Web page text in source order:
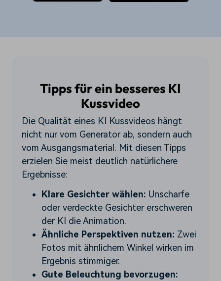
Tipps für ein besseres KI
Kussvideo
Die Qualität eines KI Kussvideos hängt
nicht nur vom Generator ab, sondern auch
vom Ausgangsmaterial. Mit diesen Tipps
erzielen Sie meist deutlich natürlichere
Ergebnisse:
Klare Gesichter wählen: Unscharfe
oder verdeckte Gesichter erschweren
der KI die Animation.
Ähnliche Perspektiven nutzen: Zwei
Fotos mit ähnlichem Winkel wirken im
Ergebnis stimmiger.
Gute Beleuchtung bevorzugen: